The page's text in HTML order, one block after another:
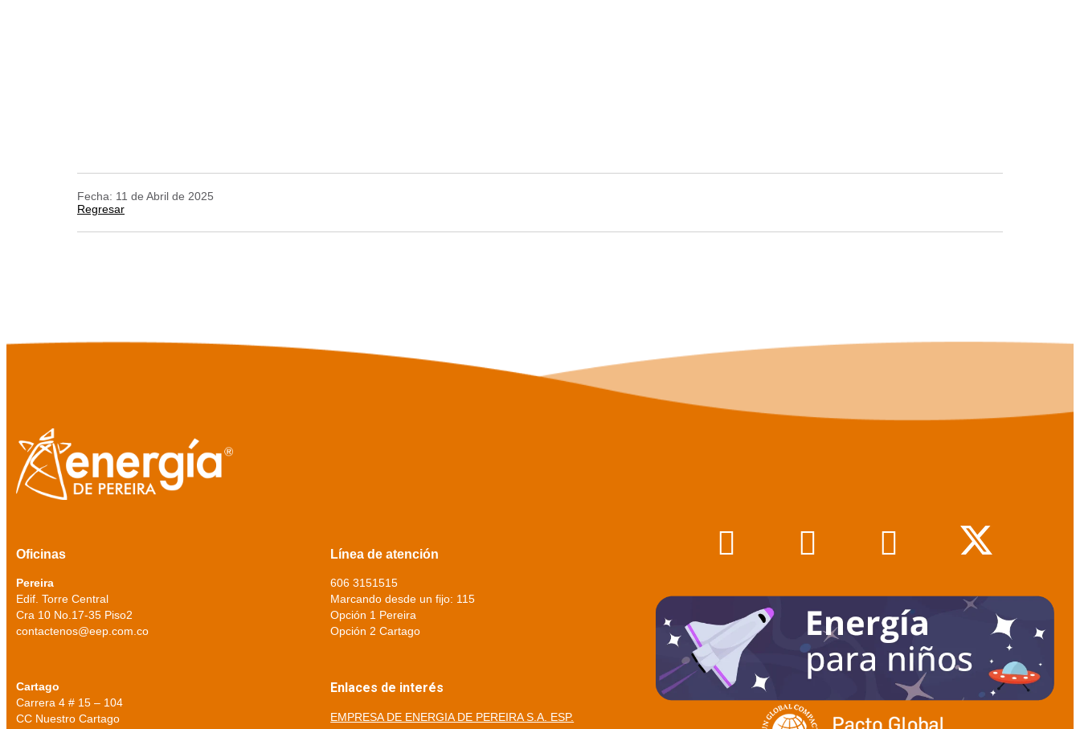
Fecha: 11 de Abril de 2025
Regresar
Oficinas
Pereira
Edif. Torre Central
Cra 10 No.17-35 Piso2
contactenos@eep.com.co
Cartago
Carrera 4 # 15 – 104
CC Nuestro Cartago
Línea de atención
606 3151515
Marcando desde un fijo: 115
Opción 1 Pereira
Opción 2 Cartago
Enlaces de interés
EMPRESA DE ENERGIA DE PEREIRA S.A. ESP.